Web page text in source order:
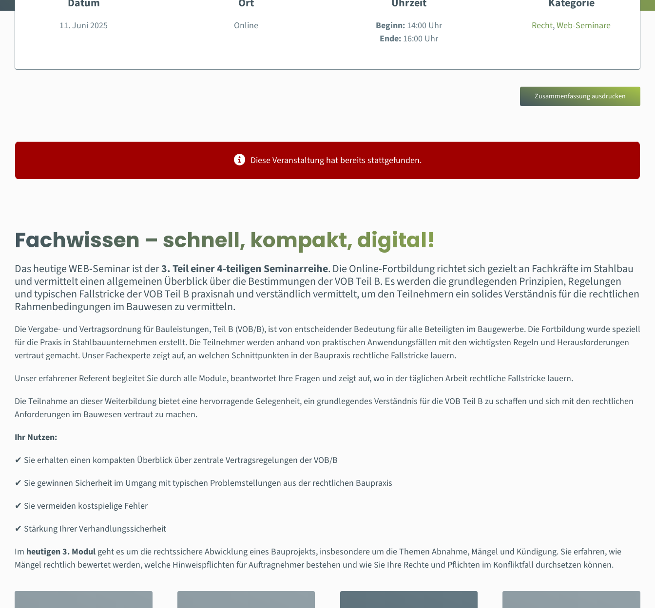
11. Juni 2025 Online Beginn: 14:00 Uhr
Ende: 16:00 Uhr
Recht,Web-Seminare
Zusammenfassung ausdrucken
Diese Veranstaltung hat bereits stattgefunden.
Fachwissen – schnell, kompakt, digital!
Das heutige WEB-Seminar ist der3. Teil einer 4-teiligen Seminarreihe. Die Online-Fortbildung richtet sich gezielt an Fachkräfte im Stahlbau
und vermittelt einen allgemeinen Überblick über die Bestimmungen der VOB Teil B. Es werden die grundlegenden Prinzipien, Regelungen
und typischen Fallstricke der VOB Teil B praxisnah und verständlich vermittelt, um den Teilnehmern ein solides Verständnis für die rechtlichen
Rahmenbedingungen im Bauwesen zu vermitteln.
Die Vergabe- und Vertragsordnung für Bauleistungen, Teil B (VOB/B), ist von entscheidender Bedeutung für alle Beteiligten im Baugewerbe. Die Fortbildung wurde speziell
für die Praxis in Stahlbauunternehmen erstellt. Die Teilnehmer werden anhand von praktischen Anwendungsfällen mit den wichtigsten Regeln und Herausforderungen
vertraut gemacht. Unser Fachexperte zeigt auf, an welchen Schnittpunkten in der Baupraxis rechtliche Fallstricke lauern.
Unser erfahrener Referent begleitet Sie durch alle Module, beantwortet Ihre Fragen und zeigt auf, wo in der täglichen Arbeit rechtliche Fallstricke lauern.
Die Teilnahme an dieser Weiterbildung bietet eine hervorragende Gelegenheit, ein grundlegendes Verständnis für die VOB Teil B zu schaffen und sich mit den rechtlichen
Anforderungen im Bauwesen vertraut zu machen.
Ihr Nutzen:
✔ Sie erhalten einen kompakten Überblick über zentrale Vertragsregelungen der VOB/B
✔ Sie gewinnen Sicherheit im Umgang mit typischen Problemstellungen aus der rechtlichen Baupraxis
✔ Sie vermeiden kostspielige Fehler
✔ Stärkung Ihrer Verhandlungssicherheit
Im heutigen 3. Modulgeht es um die rechtssichere Abwicklung eines Bauprojekts, insbesondere um die Themen Abnahme, Mängel und Kündigung. Sie erfahren, wie
Mängel rechtlich bewertet werden, welche Hinweispflichten für Auftragnehmer bestehen und wie Sie Ihre Rechte und Pflichten im Konfliktfall durchsetzen können.